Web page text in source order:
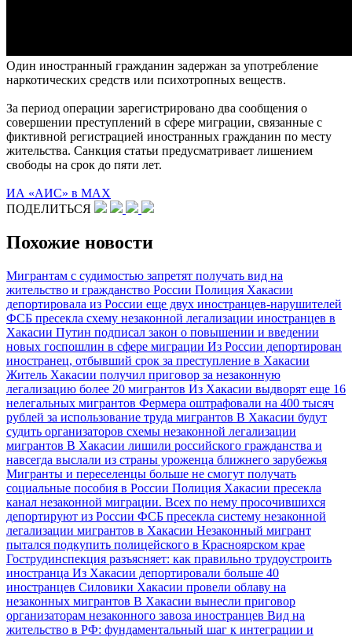
Один иностранный гражданин задержан за употребление
наркотических средств или психотропных веществ.
За период операции зарегистрировано два сообщения о
совершении преступлений в сфере миграции, связанные с
фиктивной регистрацией иностранных гражданин по месту
жительства. Санкция статьи предусматривает лишением
свободы на срок до пяти лет.
ИА «АИС» в МАХ
ПОДЕЛИТЬСЯ
Похожие новости
Мигрантам с судимостью запретят получать вид на
жительство и гражданство России Полиция Хакасии
депортировала из России еще двух иностранцев-нарушителей
ФСБ пресекла схему незаконной легализации иностранцев в
Хакасии Путин подписал закон о повышении и введении
новых госпошлин в сфере миграции Из России депортирован
иностранец, отбывший срок за преступление в Хакасии
Житель Хакасии получил приговор за незаконную
легализацию более 20 мигрантов Из Хакасии выдворят еще 16
нелегальных мигрантов Фермера оштрафовали на 400 тысяч
рублей за использование труда мигрантов В Хакасии будут
судить организаторов схемы незаконной легализации
мигрантов В Хакасии лишили российского гражданства и
навсегда выслали из страны уроженца ближнего зарубежья
Мигранты и переселенцы больше не смогут получать
социальные пособия в России Полиция Хакасии пресекла
канал незаконной миграции. Всех по нему просочившихся
депортируют из России ФСБ пресекла систему незаконной
легализации мигрантов в Хакасии Незаконный мигрант
пытался подкупить полицейского в Красноярском крае
Гострудинспекция разъясняет: как правильно трудоустроить
иностранца Из Хакасии депортировали больше 40
иностранцев Силовики Хакасии провели облаву на
незаконных мигрантов В Хакасии вынесли приговор
организаторам незаконного завоза иностранцев Вид на
жительство в РФ: фундаментальный шаг к интеграции и